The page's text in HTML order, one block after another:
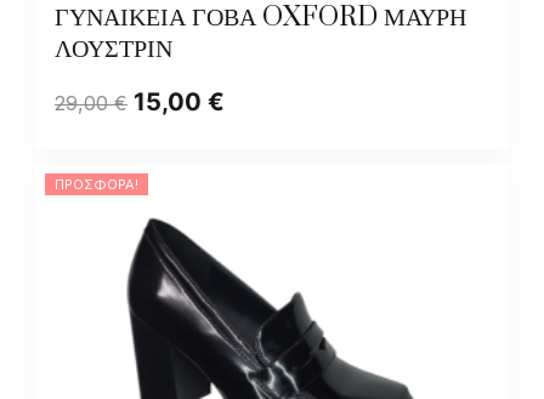
ΓΥΝΑΙΚΕΙΑ ΓΟΒΑ OXFORD ΜΑΥΡΗ
ΛΟΥΣΤΡΙΝ
29,00€ 15,00 €
ΠΡΟΣΦΟΡΆ!